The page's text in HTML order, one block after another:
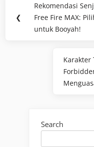
navigation
❮
Previous
Post:
Rekomendasi
Free Fire MAX:
untuk Booyah!
Next
Post:
Karakter
Search